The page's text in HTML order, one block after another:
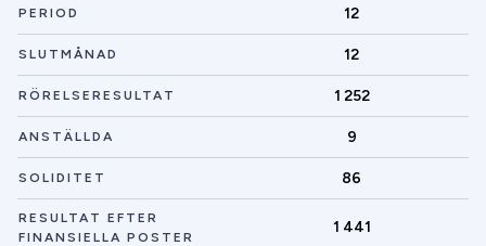
PERIOD 12
SLUTMÅNAD 12
RÖRELSERESULTAT 1 252
ANSTÄLLDA 9
SOLIDITET 86
RESULTAT EFTER
FINANSIELLA POSTER
1 441